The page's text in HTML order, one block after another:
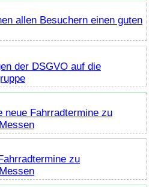
allen Besuchern einen guten
der DSGVO auf die
neue Fahrradtermine zu
zu